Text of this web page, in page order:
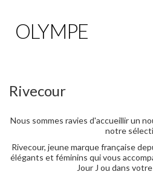
OLYMPE
Rivecour
Nous sommes ravies d'accueillir un
notre
Rivecour, jeune marque française
élégants et féminins qui vous
Jour J ou dans